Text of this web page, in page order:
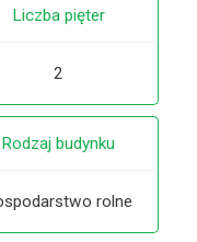
Liczba pięter
2
Rodzaj budynku
rolne